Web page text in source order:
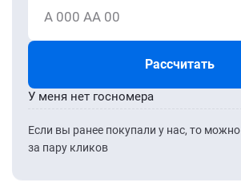
А 000 АА 00
Рассчитать
Если вы ранее покупали у нас, то можно
за пару кликов
У меня нет госномера